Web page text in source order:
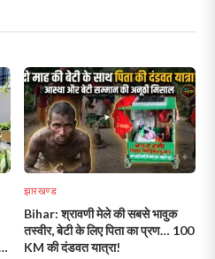
झारखण्ड
Bihar: श्रावणी मेले की सबसे भावुक
तस्वीर, बेटी के लिए पिता का प्रण… 100
KM की दंडवत यात्रा!